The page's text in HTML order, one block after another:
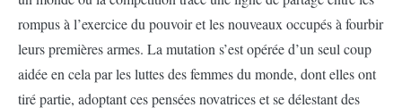
rompus à l’exercice du pouvoir et les nouveaux occupés à fourbir
leurs premières armes. La mutation s’est opérée d’un seul coup
aidée en cela par les luttes des femmes du monde, dont elles ont
tiré partie, adoptant ces pensées novatrices et se délestant des